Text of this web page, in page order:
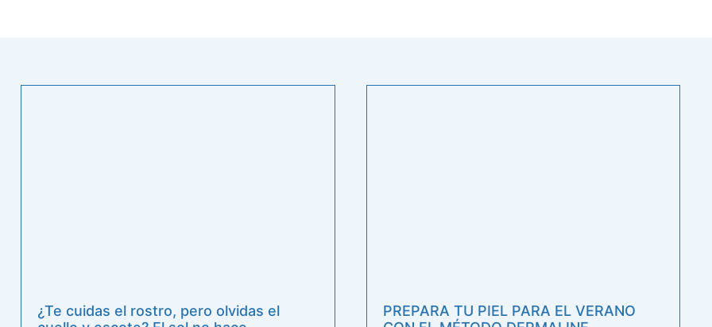
¿Te cuidas el rostro, pero olvidas el
PREPARA TU PIEL PARA EL VERANO